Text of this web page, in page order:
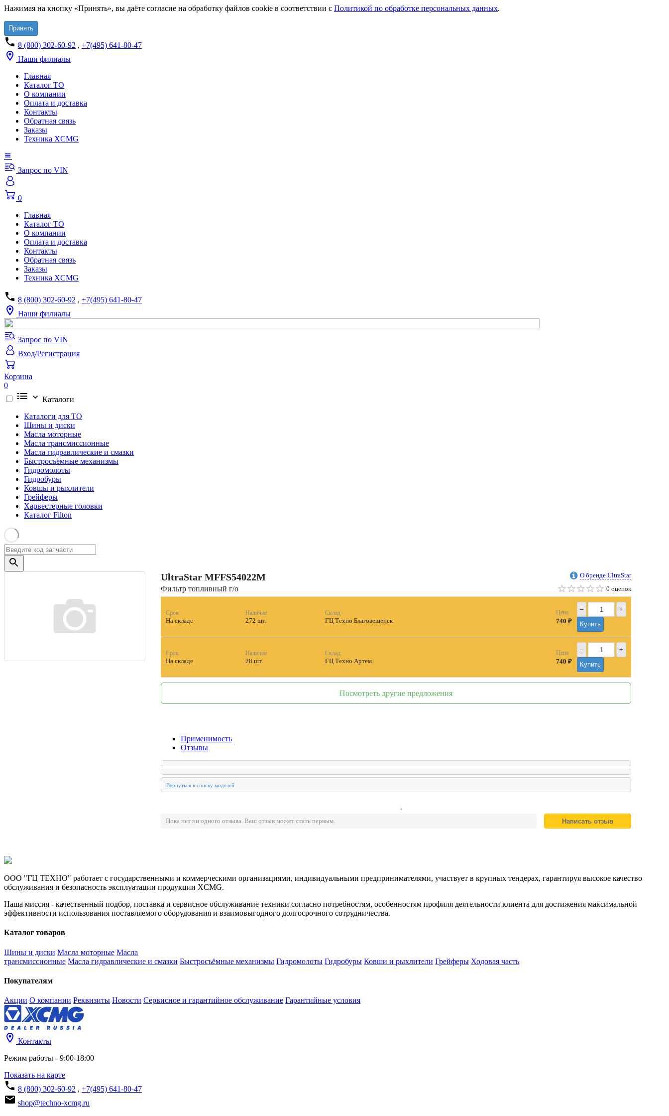
Нажимая на кнопку «Принять», вы даёте согласие на обработку файлов cookie в соответствии с Политикой по обработке персональных данных.
Принять
8 (800) 302-60-92 , +7(495) 641-80-47
Наши филиалы
Главная
Каталог ТО
О компании
Оплата и доставка
Контакты
Обратная связь
Заказы
Техника XCMG
Запрос по VIN
0
Главная
Каталог ТО
О компании
Оплата и доставка
Контакты
Обратная связь
Заказы
Техника XCMG
8 (800) 302-60-92 , +7(495) 641-80-47
Наши филиалы
Запрос по VIN
Вход/Регистрация
Корзина
0
Каталоги
Каталоги для ТО
Шины и диски
Масла моторные
Масла трансмиссионные
Масла гидравлические и смазки
Быстросъёмные механизмы
Гидромолоты
Гидробуры
Ковшы и рыхлители
Грейферы
Харвестерные головки
Каталог Filton
О бренде UltraStar
0 оценок
UltraStar MFFS54022M
Фильтр топливный г/о
Срок
На складе
Наличие
272 шт.
Склад
ГЦ Техно Благовещенск
Цена
740 ₽
–
+
Купить
Срок
На складе
Наличие
28 шт.
Склад
ГЦ Техно Артем
Цена
740 ₽
–
+
Купить
Посмотреть другие предложения
Применимость
Отзывы
Пока нет ни одного отзыва. Ваш отзыв может стать первым.
ООО "ГЦ ТЕХНО" работает с государственными и коммерческими организациями, индивидуальными предпринимателями, участвует в крупных тендерах, гарантируя высокое качество
обслуживания и безопасность эксплуатации продукции XCMG.
Наша миссия - качественный подбор, поставка и сервисное обслуживание техники согласно потребностям, особенностям профиля деятельности клиента для достижения максимальной
эффективности использования поставляемого оборудования и взаимовыгодного долгосрочного сотрудничества.
Каталог товаров
Шины и диски Масла моторные Масла
трансмиссионные Масла гидравлические и смазки Быстросъёмные механизмы Гидромолоты Гидробуры Ковши и рыхлители Грейферы Ходовая часть
Покупателям
Акции О компании Реквизиты Новости Сервисное и гарантийное обслуживание Гарантийные условия
Контакты
Режим работы - 9:00-18:00
Показать на карте
8 (800) 302-60-92 , +7(495) 641-80-47
shop@techno-xcmg.ru